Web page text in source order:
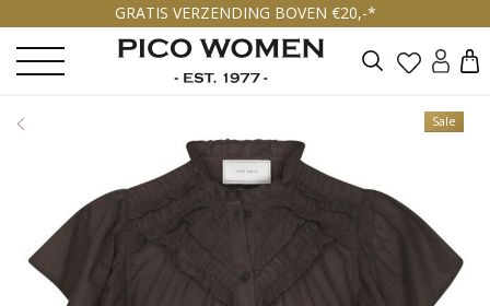
GRATIS VERZENDING BOVEN €20,-*
Zoeken
Sale